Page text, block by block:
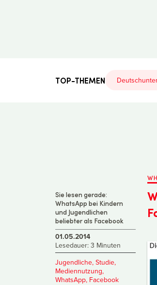
TOP-THEMEN
Sie lesen gerade:
WhatsApp bei Kindern
und Jugendlichen
beliebter als Facebook
01.05.2014
Lesedauer: 3 Minuten
Jugendliche, Studie,
Mediennutzung,
WhatsApp, Facebook